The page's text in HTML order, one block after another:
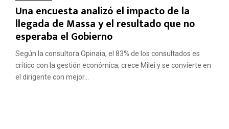
Una encuesta analizó el impacto de la
llegada de Massa y el resultado que no
esperaba el Gobierno
Según la consultora Opinaia, el 83% de los consultados es
crítico con la gestión económica; crece Milei y se convierte en
el dirigente con mejor...